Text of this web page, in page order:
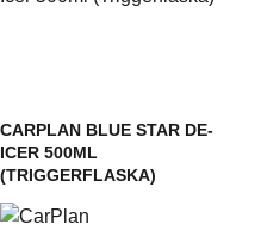
CARPLAN BLUE STAR DE-
ICER 500ML
(TRIGGERFLASKA)